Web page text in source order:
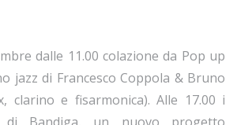
dalle 11.00 colazione da Pop up
jazz di Francesco Coppola & Bruno
clarino e fisarmonica). Alle 17.00 i